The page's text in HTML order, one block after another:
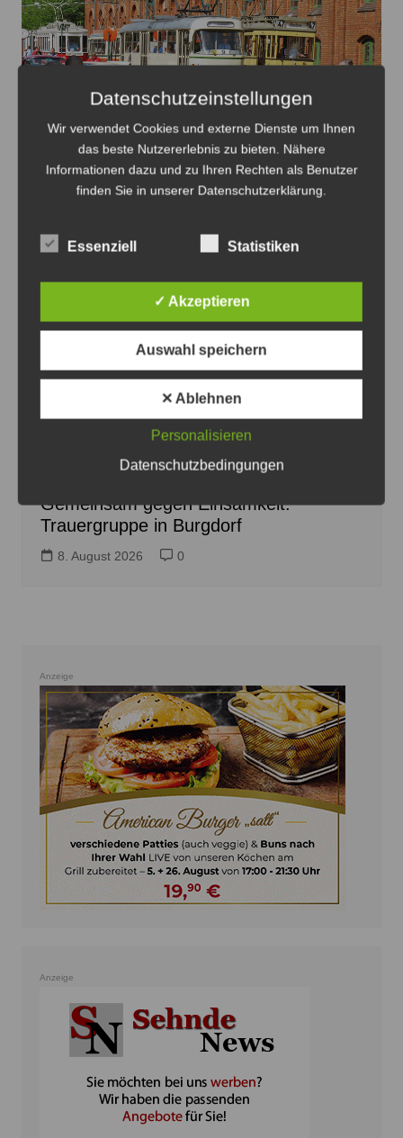
Oldtimer verteilt auf dem Gelände des HSM mit dem
Oldtimertag im Straßenbahn-Museum
2026
0
Trauergruppe beim Hospizdienst in Burgdorf entsteht -
Logo: Diankonie Hannover-Land
Gemeinsam gegen Einsamkeit:
Trauergruppe in Burgdorf
8. August 2026 0
Anzeige
Anzeige
Datenschutzeinstellungen
Wir verwendet Cookies und externe Dienste um Ihnen
das beste Nutzererlebnis zu bieten. Nähere
Informationen dazu und zu Ihren Rechten als Benutzer
finden Sie in unserer Datenschutzerklärung.
Essenziell Statistiken
✓ Akzeptieren
Auswahl speichern
✕ Ablehnen
Personalisieren
Datenschutzbedingungen